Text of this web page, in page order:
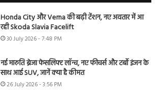
Honda City और Verna की बढ़ी टेंशन, नए अवतार में आ
रही Skoda Slavia Facelift
30 July 2026 - 7:48 PM
नई मारुति ब्रेजा फेसलिफ्ट लॉन्च, नए फीचर्स और टर्बो इंजन के
साथ आई SUV, जानें क्या है कीमत
26 July 2026 - 3:56 PM